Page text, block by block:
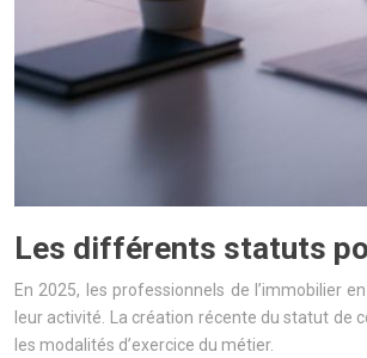
Les différents statuts
En 2025, les professionnels de l’immobilier
leur activité. La création récente du statut de
les modalités d’exercice du métier.